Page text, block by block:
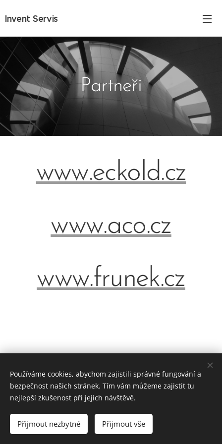
Invent Servis
Partneři
www.eckold.cz
www.aco.cz
www.frunek.cz
© 2023 Invent Servis, s.r.o.
Vytvořeno službou Webnode
Používáme cookies, abychom zajistili správné fungování a
bezpečnost našich stránek. Tím vám můžeme zajistit tu
nejlepší zkušenost při jejich návštěvě.
Přijmout nezbytné Přijmout vše